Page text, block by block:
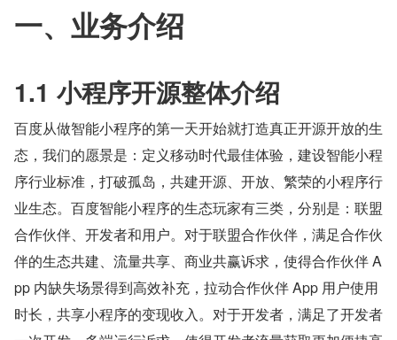
一、业务介绍
1.1 小程序开源整体介绍
百度从做智能小程序的第一天开始就打造真正开源开放的生
态，我们的愿景是：定义移动时代最佳体验，建设智能小程
序行业标准，打破孤岛，共建开源、开放、繁荣的小程序行
业生态。百度智能小程序的生态玩家有三类，分别是：联盟
合作伙伴、开发者和用户。对于联盟合作伙伴，满足合作伙
伴的生态共建、流量共享、商业共赢诉求，使得合作伙伴 A
pp 内缺失场景得到高效补充，拉动合作伙伴 App 用户使用
时长，共享小程序的变现收入。对于开发者，满足了开发者